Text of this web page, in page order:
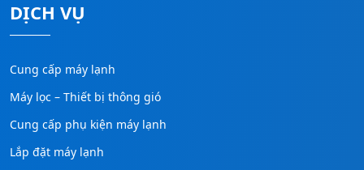
DỊCH VỤ
Cung cấp máy lạnh
Máy lọc – Thiết bị thông gió
Cung cấp phụ kiện máy lạnh
Lắp đặt máy lạnh